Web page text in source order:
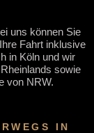
uns können Sie
Fahrt inklusive
in Köln und wir
sowie
von NRW.
IN